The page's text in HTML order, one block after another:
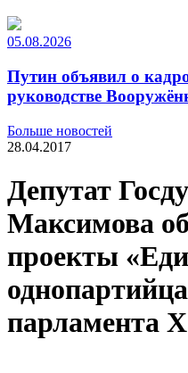
05.08.2026
Путин объявил о
руководстве
Больше новостей
28.04.2017
Депутат
Максимова
проекты
парламента